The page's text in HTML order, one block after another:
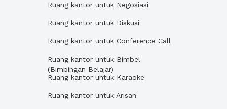
Ruang kantor untuk Negosiasi
Ruang kantor untuk Diskusi
Ruang kantor untuk Conference Call
Ruang kantor untuk Bimbel
(Bimbingan Belajar)
Ruang kantor untuk Karaoke
Ruang kantor untuk Arisan